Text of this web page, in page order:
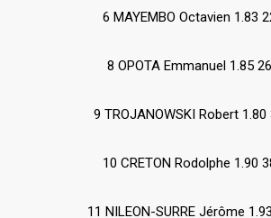
6 MAYEMBO Octavien 1.83
8 OPOTA Emmanuel 1.85
9 TROJANOWSKI Robert 1.80
10 CRETON Rodolphe 1.90
11 NILEON-SURRE Jérôme